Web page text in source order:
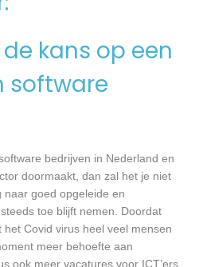
kans op een
software
bedrijven in Nederland en
doormaakt, dan zal het je niet
goed opgeleide en
toe blijft nemen. Doordat
Covid virus heel veel mensen
meer behoefte aan
ook meer vacatures voor ICT’ers.